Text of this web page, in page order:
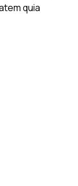
quia